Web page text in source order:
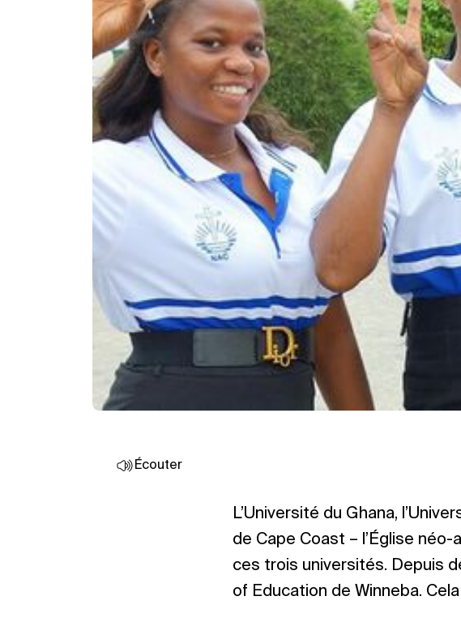
Écouter
L’Université du Ghana,
de Cape Coast – l’Église
ces trois universités. Depuis
of Education de Winneba.